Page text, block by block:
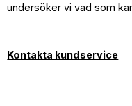
undersöker vi vad som
Kontakta kundservice